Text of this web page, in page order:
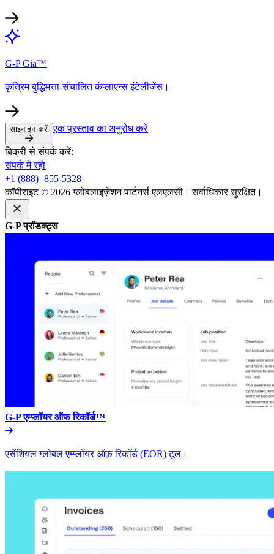
G-P Gia™​​
कृत्रिम बुद्धिमत्ता-संचालित कंप्लाएन्स इंटेलीजेंस।​​
साइन इन करें​​ एक प्रस्ताव का अनुरोध करें​​
बिक्री से संपर्क करें:​​
संपर्क में रहो​​
+1 (888) -855-5328​​
कॉपीराइट © 2026 ग्लोबलाइज़ेशन पार्टनर्स एलएलसी। सर्वाधिकार सुरक्षित।​​
G-P प्रॉडक्ट्स​​
G-P एम्प्लॉयर ऑफ रिकॉर्ड™​​
एसेंशियल ग्लोबल एम्प्लॉयर ऑफ़ रिकॉर्ड (EOR) टूल।​​